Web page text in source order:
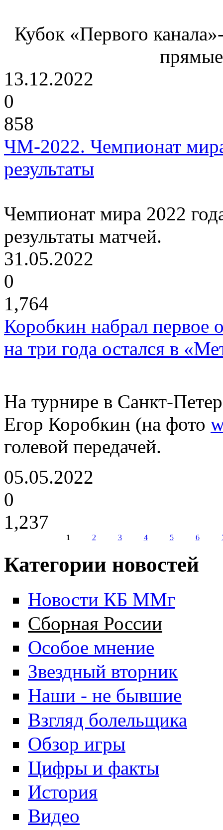
Кубок «Первого
13.12.2022
0
858
ЧМ-2022. Чемпионат
результаты
Чемпионат мира 2022
результаты матчей.
31.05.2022
0
1,764
Коробкин набрал первое
на три года остался в
На турнире в Санкт-
Егор Коробкин (на фото
голевой передачей.
05.05.2022
0
1,237
1 2 3 4 5 6
Категории новостей
Новости КБ ММг
Сборная России
Особое мнение
Звездный вторник
Наши - не бывшие
Взгляд болельщика
Обзор игры
Цифры и факты
История
Видео